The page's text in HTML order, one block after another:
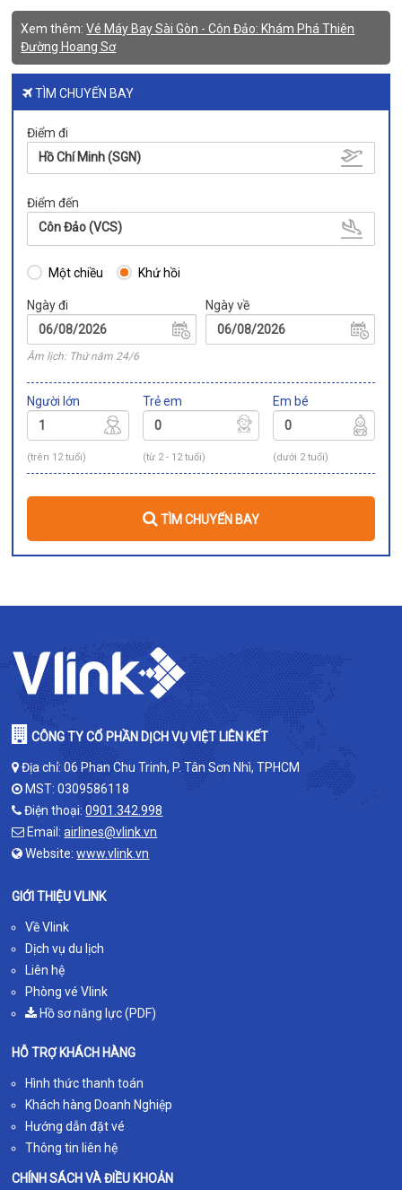
Xem thêm:Vé Máy Bay Sài Gòn - Côn Đảo: Khám Phá Thiên
Đường Hoang Sơ
TÌM CHUYẾN BAY
Điểm đi
Hồ Chí Minh (SGN)
Điểm đến
Côn Đảo (VCS)
Một chiều Khứ hồi
Ngày đi
Âm lịch: Thứ năm 24/6
Ngày về
Người lớn
(trên 12 tuổi)
Trẻ em
(từ 2 - 12 tuổi)
Em bé
(dưới 2 tuổi)
TÌM CHUYẾN BAY
CÔNG TY CỔ PHẦN DỊCH VỤ VIỆT LIÊN KẾT
Địa chỉ: 06 Phan Chu Trinh, P. Tân Sơn Nhì, TPHCM
MST: 0309586118
Điện thoại:0901.342.998
Email:airlines@vlink.vn
Website:www.vlink.vn
GIỚI THIỆU VLINK
Về Vlink
Dịch vụ du lịch
Liên hệ
Phòng vé Vlink
Hồ sơ năng lực (PDF)
HỖ TRỢ KHÁCH HÀNG
Hình thức thanh toán
Khách hàng Doanh Nghiệp
Hướng dẫn đặt vé
Thông tin liên hệ
CHÍNH SÁCH VÀ ĐIỀU KHOẢN